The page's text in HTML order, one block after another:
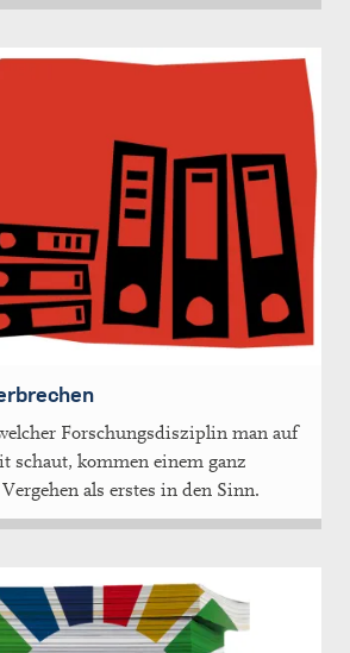
Forschungsdisziplin man auf
schaut, kommen einem ganz
als erstes in den Sinn.